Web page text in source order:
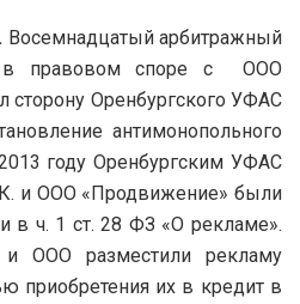
Восемнадцатый арбитражный
в правовом споре с ООО
Оренбургского УФАС
антимонопольного
году Оренбургским УФАС
и ООО «Продвижение» были
в ч. 1 ст. 28 ФЗ «О рекламе».
ООО разместили рекламу
приобретения их в кредит в